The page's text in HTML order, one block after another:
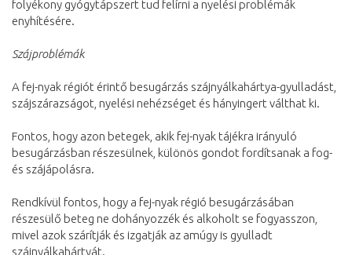
folyékony gyógytápszert tud felírni a nyelési problémák
enyhítésére.
Szájproblémák
A fej-nyak régiót érintő besugárzás szájnyálkahártya-gyulladást,
szájszárazságot, nyelési nehézséget és hányingert válthat ki.
Fontos, hogy azon betegek, akik fej-nyak tájékra irányuló
besugárzásban részesülnek, különös gondot fordítsanak a fog-
és szájápolásra.
Rendkívül fontos, hogy a fej-nyak régió besugárzásában
részesülő beteg ne dohányozzék és alkoholt se fogyasszon,
mivel azok szárítják és izgatják az amúgy is gyulladt
szájnyálkahártyát.